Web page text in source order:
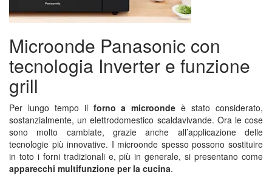
Microonde Panasonic con
tecnologia Inverter e funzione
grill
Per lungo tempo il forno a microonde è stato considerato,
sostanzialmente, un elettrodomestico scaldavivande. Ora le cose
sono molto cambiate, grazie anche all’applicazione delle
tecnologie più innovative. I microonde spesso possono sostituire
in toto i forni tradizionali e, più in generale, si presentano come
apparecchi multifunzione per la cucina.